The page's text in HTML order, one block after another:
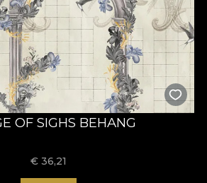
OF SIGHS BEHANG
€ 36,21